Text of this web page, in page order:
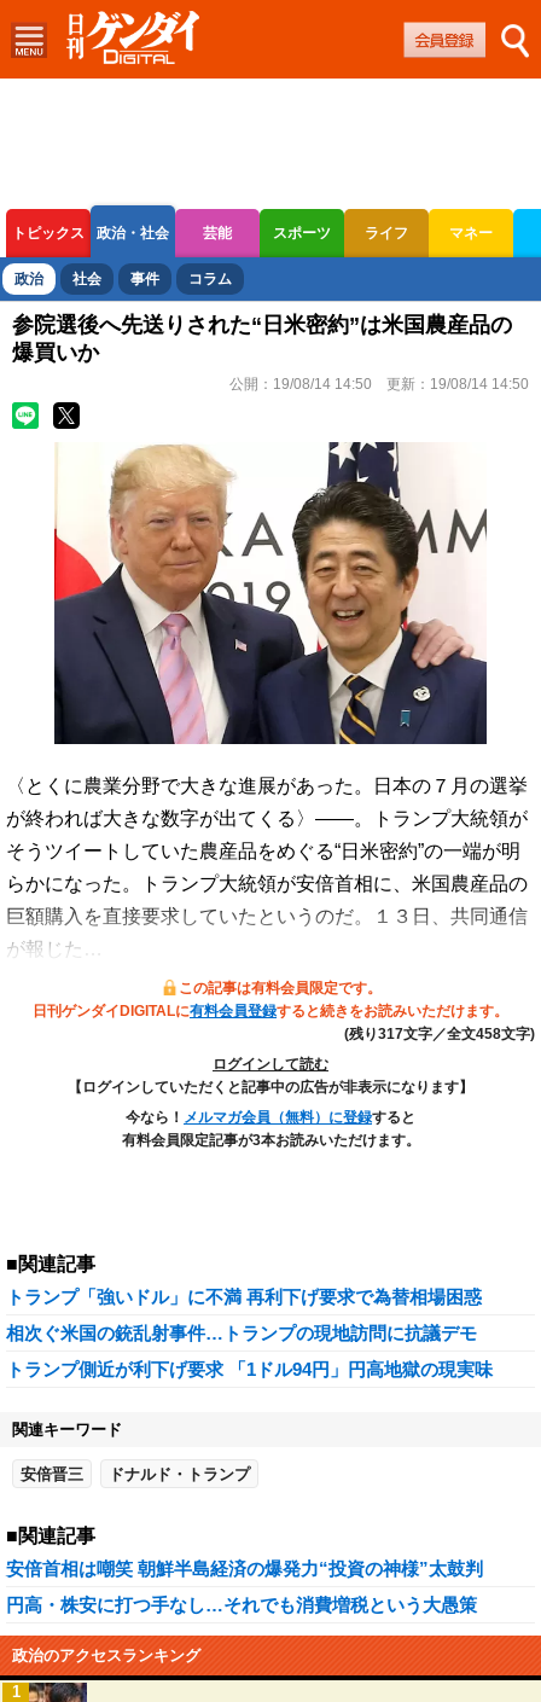
トピックス 政治・社会 芸能 スポーツ ライフ マネー
ボートレース 競輪 オートレース
政治 社会 事件 コラム
参院選後へ先送りされた“日米密約”は米国農産品の
爆買いか
公開： 19/08/14 14:50 更新： 19/08/14 14:50
〈とくに農業分野で大きな進展があった。日本の７月の選挙
が終われば大きな数字が出てくる〉――。トランプ大統領が
そうツイートしていた農産品をめぐる“日米密約”の一端が明
らかになった。トランプ大統領が安倍首相に、米国農産品の
巨額購入を直接要求していたというのだ。１３日、共同通信
が報じた…
この記事は有料会員限定です。
日刊ゲンダイDIGITALに有料会員登録すると続きをお読みいただけます。
(残り317文字／全文458文字)
ログインして読む
【ログインしていただくと記事中の広告が非表示になります】
今なら！ メルマガ会員（無料）に登録すると
有料会員限定記事が3本お読みいただけます。
■関連記事
トランプ「強いドル」に不満 再利下げ要求で為替相場困惑
相次ぐ米国の銃乱射事件…トランプの現地訪問に抗議デモ
トランプ側近が利下げ要求 「1ドル94円」円高地獄の現実味
関連キーワード
安倍晋三 ドナルド・トランプ
■関連記事
安倍首相は嘲笑 朝鮮半島経済の爆発力“投資の神様”太鼓判
円高・株安に打つ手なし…それでも消費増税という大愚策
政治のアクセスランキング
1